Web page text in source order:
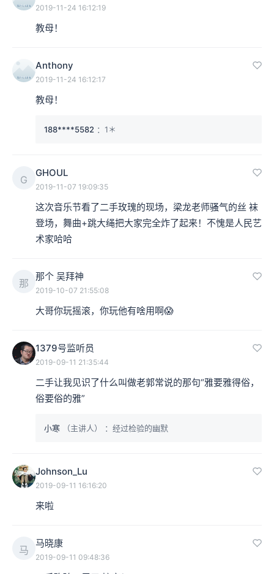
本集编辑：sy
2019-11-24 16:12:19
教母！
Anthony
2019-11-24 16:12:17
教母！
188****5582 ：1＊
G
GHOUL
2019-11-07 19:09:35
这次音乐节看了二手玫瑰的现场，梁龙老师骚气的丝 袜
登场，舞曲+跳大绳把大家完全炸了起来！不愧是人民艺
术家哈哈
那
那个 吴拜神
2019-10-07 21:55:08
大哥你玩摇滚，你玩他有啥用啊😱
1379号监听员
2019-09-11 21:35:44
二手让我见识了什么叫做老郭常说的那句“雅要雅得俗，
俗要俗的雅”
小寒 （主讲人） ：经过检验的幽默
Johnson_Lu
2019-09-11 16:16:20
来啦
马
马晓康
2019-09-11 09:48:36